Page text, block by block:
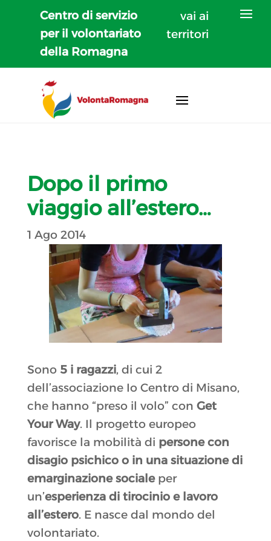
Centro di servizio
per il volontariato
della Romagna
vai ai
territori
Dopo il primo
viaggio all’estero…
1 Ago 2014
Sono 5 i ragazzi, di cui 2
dell’associazione Io Centro di Misano,
che hanno “preso il volo” con Get
Your Way. Il progetto europeo
favorisce la mobilità di persone con
disagio psichico o in una situazione di
emarginazione socialeper
un’esperienza di tirocinio e lavoro
all’estero. E nasce dal mondo del
volontariato.